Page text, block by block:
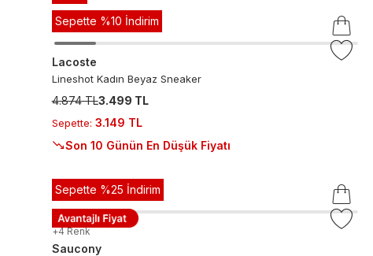
Sepette %10 İndirim
Lacoste
Lineshot Kadın Beyaz Sneaker
4.874 TL3.499 TL
Sepette: 3.149 TL
Son 10 Günün En Düşük Fiyatı
Sepette %25 İndirim
+4 Renk
Saucony